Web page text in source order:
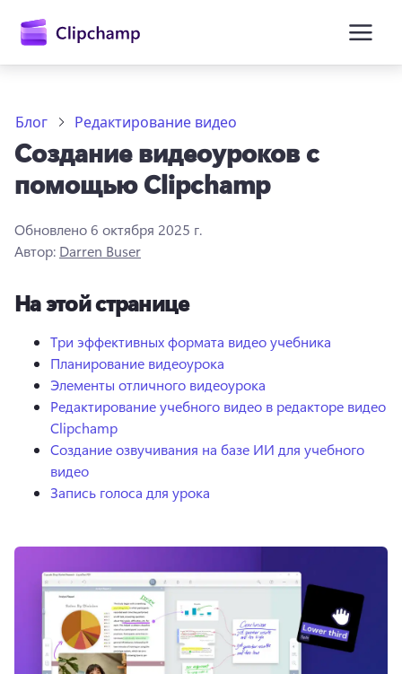
содержимому
Попробовать бесплатно
Блог Редактирование видео
Создание видеоуроков с
помощью Clipchamp
Обновлено6 октября 2025 г.
Автор: Darren Buser
На этой странице
Три эффективных формата видео учебника
Планирование видеоурока
Элементы отличного видеоурока
Редактирование учебного видео в редакторе видео
Clipchamp
Создание озвучивания на базе ИИ для учебного
видео
Запись голоса для урока